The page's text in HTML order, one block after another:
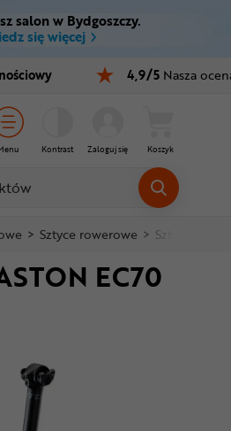
Ctrl M
produkcie
informacje
salon w Bydgoszczy.
się więcej
4,9/5 Nasza
Kontrast Zaloguj się Koszyk
> Sztyce rowerowe > Sztyce
EC70